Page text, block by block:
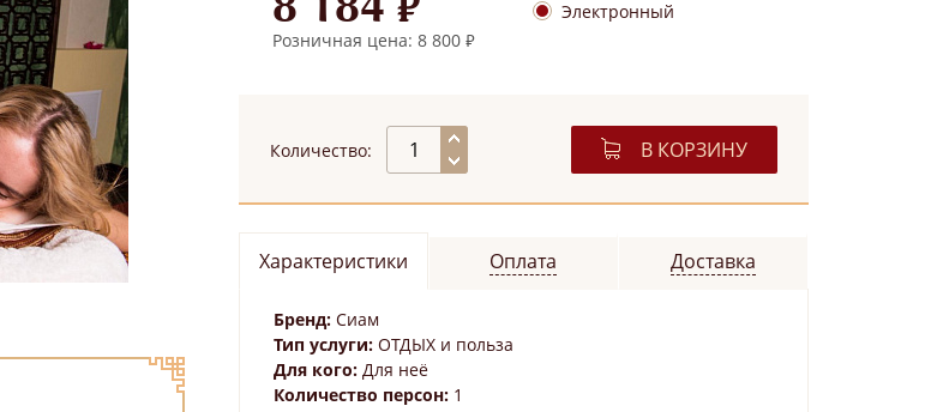
Розничная цена: 8 800 ₽
Электронный
Количество: В КОРЗИНУ
Характеристики Оплата Доставка
Бренд: Сиам
Тип услуги: ОТДЫХ и польза
Для кого: Для неё
Количество персон: 1